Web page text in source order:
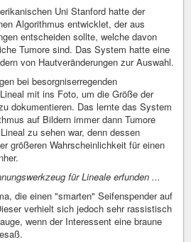
Uni Stanford hatte der
Algorithmus entwicklet, der aus
entscheiden sollte, welche davon
Tumore sind. Das System hatte eine
von Hautveränderungen zur Auswahl.
bei besorgniserregenden
mit ins Foto, um die Größe der
dokumentieren. Das lernte das System
auf Bildern immer dann Tumore
zu sehen war, denn dessen
größeren Wahrscheinlichkeit für einen
für Lineale erfunden ...
die einen "smarten" Seifenspender auf
verhielt sich jedoch sehr rassistisch
wenn der Interessent eine braune